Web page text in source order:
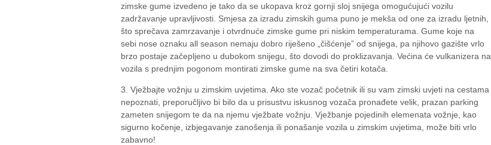
zimske gume izvedeno je tako da se ukopava kroz gornji sloj snijega omogućujući vozilu
zadržavanje upravljivosti. Smjesa za izradu zimskih guma puno je mekša od one za izradu ljetnih,
što sprečava zamrzavanje i otvrdnuće zimske gume pri niskim temperaturama. Gume koje na
sebi nose oznaku all season nemaju dobro riješeno „čišćenje” od snijega, pa njihovo gazište vrlo
brzo postaje začepljeno u dubokom snijegu, što dovodi do proklizavanja. Većina će vulkanizera na
vozila s prednjim pogonom montirati zimske gume na sva četiri kotača.
3. Vježbajte vožnju u zimskim uvjetima. Ako ste vozač početnik ili su vam zimski uvjeti na cestama
nepoznati, preporučljivo bi bilo da u prisustvu iskusnog vozača pronađete velik, prazan parking
zameten snijegom te da na njemu vježbate vožnju. Vježbanje pojedinih elemenata vožnje, kao
sigurno kočenje, izbjegavanje zanošenja ili ponašanje vozila u zimskim uvjetima, može biti vrlo
zabavno!